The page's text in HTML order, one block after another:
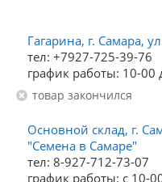
Гагарина, г. Самара,
тел: +7927-725-39-76
график работы: 10-
Товар закончился
Основной склад, г.
"Семена в Самаре"
тел: 8-927-712-73-07
график работы: с 10-